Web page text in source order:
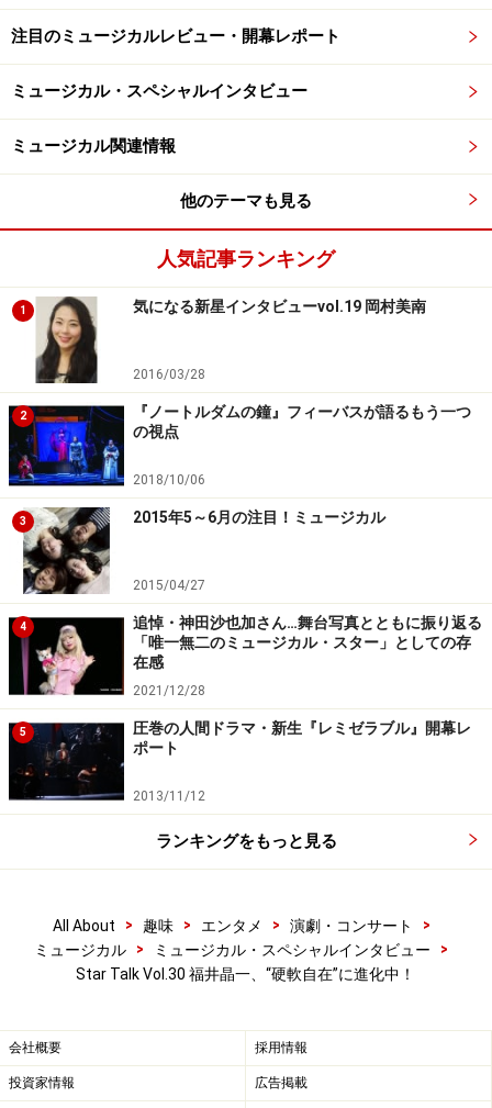
の技量に驚嘆しつつ、本番はいったいどんなことになる
のだろう、と期待は倍増。さくさくと進んだ稽古終了
福井晶一×原田優一wインタビュー
「“ミュージカルあるある”がちりばめられ
斬新舞台を、リラックスして楽しんで欲し
い」
『グーテンバーグ！ザ・ミュージカル！』で強力タッグを組
む福井晶一さんと原田優一さん。（C)Marino Matsushima
――稽古開始からまだ5日目と伺いましたが、既に楽しく
拝見できました（笑）。
原田 「歌稽古はその前からやっていましたが、歌入り
の読み合わせはまだ五日目で、やることがいっぱいなの
にさらっとやっているように見えなければいけない。実
は僕らは必死です（笑）」
――今回、この作品をやろうと思われたのは？
福井「今年、僕は『レ・ミゼラブル』に長く出演するの
で、その前に一本、何か面白いことをやりたいなと思っ
て、資料を拝見して単純に面白そうだと思いました。
（帝劇とは）規模も全く違うし、僕が一番信頼している
と」
原田「男性二人のミュージカルって他に『スリル・ミ
注目のミュージカルレビュー・開幕レポート
ミュージカル・スペシャルインタビュー
ミュージカル関連情報
他のテーマも見る
人気記事ランキング
1 気になる新星インタビューvol.19 岡村美南
2016/03/28
2
『ノートルダムの鐘』フィーバスが語るもう一つ
の視点
2018/10/06
3 2015年5～6月の注目！ミュージカル
2015/04/27
4
追悼・神田沙也加さん…舞台写真とともに振り返る
「唯一無二のミュージカル・スター」としての存
在感
2021/12/28
5
圧巻の人間ドラマ・新生『レミゼラブル』開幕レ
ポート
2013/11/12
ランキングをもっと見る
All About > 趣味 > エンタメ > 演劇・コンサート
>
ミュージカル
> ミュージカル・スペシャルインタビュー
>
Star Talk Vol.30 福井晶一、“硬軟自在”に進化中！
会社概要 採用情報
投資家情報 広告掲載